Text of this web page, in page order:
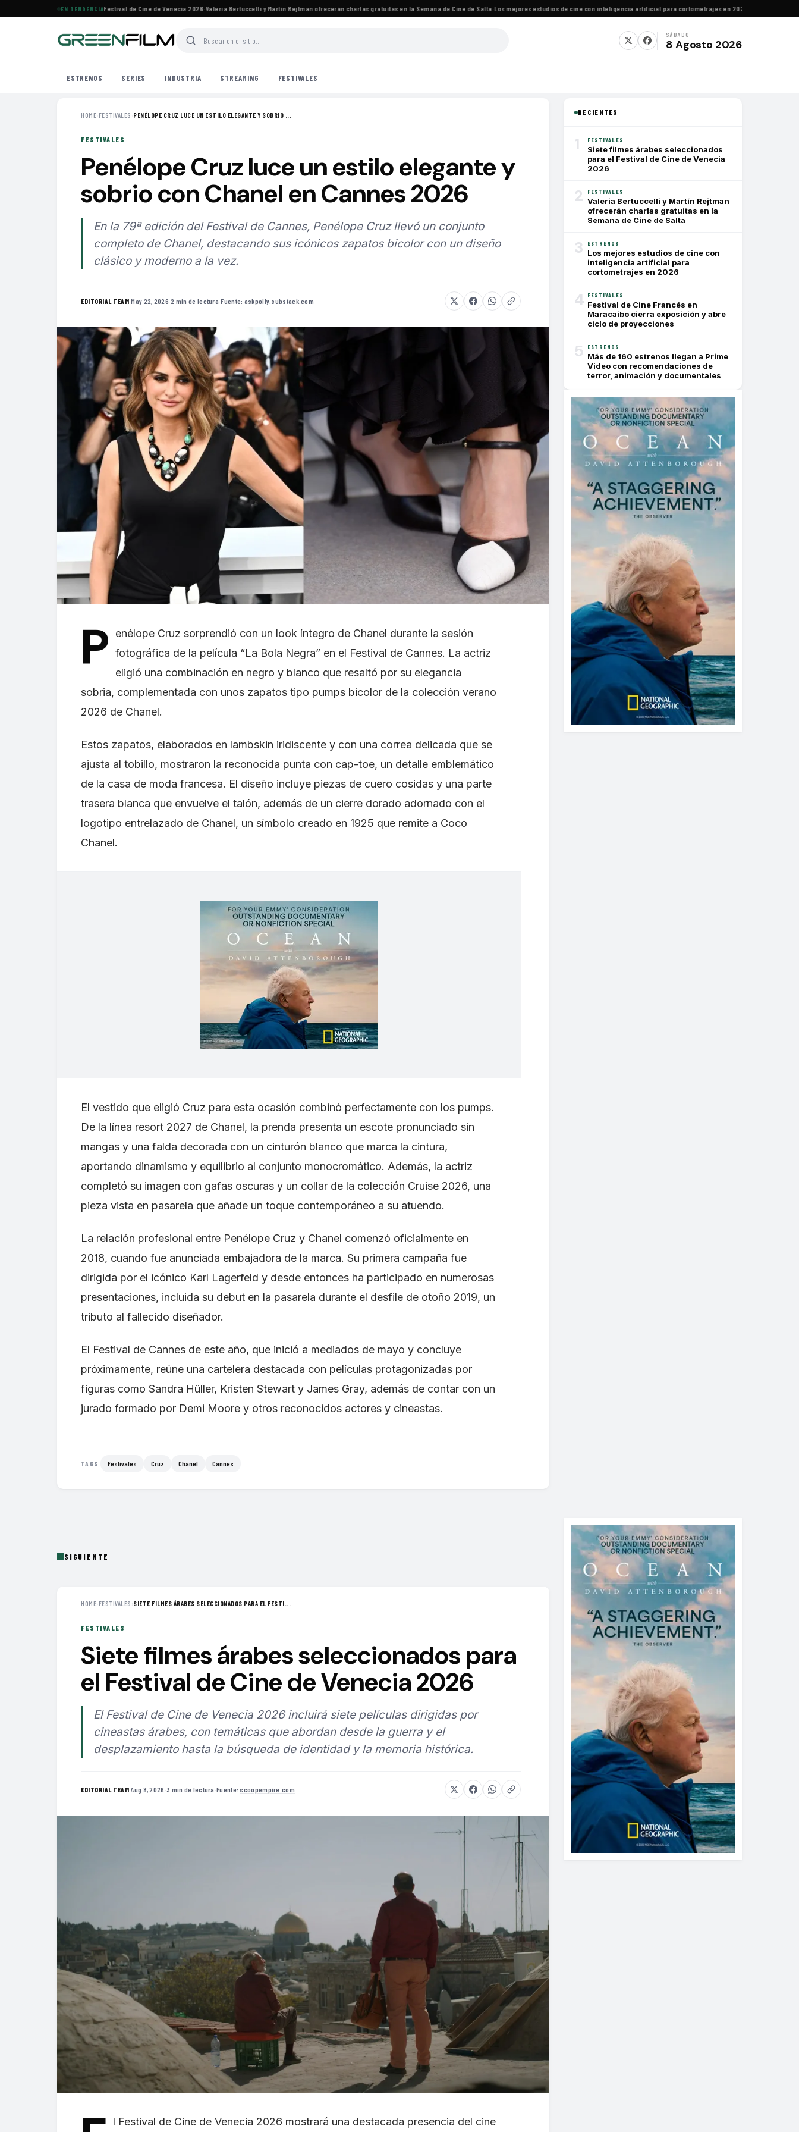
EN TENDENCIA
seleccionados para el Festival de Cine de Venecia 2026·Valeria Bertuccelli y Martín Rejtman ofrecerán charlas gratuitas en la Semana de Cine de Salta·Los mejores estudios de cine con inteligencia artificial para cortometrajes en 2026·Festival de Cine
SÁBADO
8 Agosto 2026
ESTRENOS SERIES INDUSTRIA STREAMING FESTIVALES
HOME›FESTIVALES ›PENÉLOPE CRUZ LUCE UN ESTILO ELEGANTE Y SOBRIO ...
FESTIVALES
Penélope Cruz luce un estilo elegante y
sobrio con Chanel en Cannes 2026
En la 79ª edición del Festival de Cannes, Penélope Cruz llevó un conjunto
completo de Chanel, destacando sus icónicos zapatos bicolor con un diseño
clásico y moderno a la vez.
EDITORIAL TEAM·May 22, 2026·2 min de lectura·Fuente: askpolly.substack.com
P
enélope Cruz sorprendió con un look íntegro de Chanel durante la sesión
fotográfica de la película “La Bola Negra” en el Festival de Cannes. La actriz
eligió una combinación en negro y blanco que resaltó por su elegancia
sobria, complementada con unos zapatos tipo pumps bicolor de la colección verano
2026 de Chanel.
Estos zapatos, elaborados en lambskin iridiscente y con una correa delicada que se
ajusta al tobillo, mostraron la reconocida punta con cap-toe, un detalle emblemático
de la casa de moda francesa. El diseño incluye piezas de cuero cosidas y una parte
trasera blanca que envuelve el talón, además de un cierre dorado adornado con el
logotipo entrelazado de Chanel, un símbolo creado en 1925 que remite a Coco
Chanel.
El vestido que eligió Cruz para esta ocasión combinó perfectamente con los pumps.
De la línea resort 2027 de Chanel, la prenda presenta un escote pronunciado sin
mangas y una falda decorada con un cinturón blanco que marca la cintura,
aportando dinamismo y equilibrio al conjunto monocromático. Además, la actriz
completó su imagen con gafas oscuras y un collar de la colección Cruise 2026, una
pieza vista en pasarela que añade un toque contemporáneo a su atuendo.
La relación profesional entre Penélope Cruz y Chanel comenzó oficialmente en
2018, cuando fue anunciada embajadora de la marca. Su primera campaña fue
dirigida por el icónico Karl Lagerfeld y desde entonces ha participado en numerosas
presentaciones, incluida su debut en la pasarela durante el desfile de otoño 2019, un
tributo al fallecido diseñador.
El Festival de Cannes de este año, que inició a mediados de mayo y concluye
próximamente, reúne una cartelera destacada con películas protagonizadas por
figuras como Sandra Hüller, Kristen Stewart y James Gray, además de contar con un
jurado formado por Demi Moore y otros reconocidos actores y cineastas.
TAGS Festivales Cruz Chanel Cannes
RECIENTES
1 FESTIVALES
Siete filmes árabes seleccionados
para el Festival de Cine de Venecia
2026
2 FESTIVALES
Valeria Bertuccelli y Martín Rejtman
ofrecerán charlas gratuitas en la
Semana de Cine de Salta
3 ESTRENOS
Los mejores estudios de cine con
inteligencia artificial para
cortometrajes en 2026
4 FESTIVALES
Festival de Cine Francés en
Maracaibo cierra exposición y abre
ciclo de proyecciones
5 ESTRENOS
Más de 160 estrenos llegan a Prime
Video con recomendaciones de
terror, animación y documentales
SIGUIENTE
HOME›FESTIVALES ›SIETE FILMES ÁRABES SELECCIONADOS PARA EL FESTI...
FESTIVALES
Siete filmes árabes seleccionados para
el Festival de Cine de Venecia 2026
El Festival de Cine de Venecia 2026 incluirá siete películas dirigidas por
cineastas árabes, con temáticas que abordan desde la guerra y el
desplazamiento hasta la búsqueda de identidad y la memoria histórica.
EDITORIAL TEAM·Aug 8, 2026 ·3 min de lectura ·Fuente: scoopempire.com
l Festival de Cine de Venecia 2026 mostrará una destacada presencia del cine